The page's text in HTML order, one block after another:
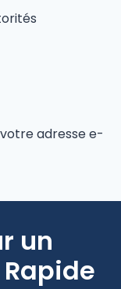
adresse e-
un